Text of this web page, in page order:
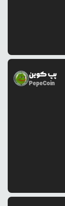
پپ کوین
PepeCoin